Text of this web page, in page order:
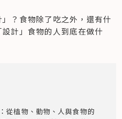
？食物除了吃之外，還有什
計」食物的人到底在做什
從植物、動物、人與食物的